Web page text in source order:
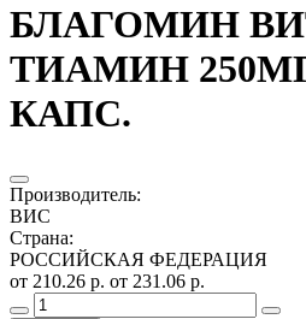
БЛАГОМИН
ТИАМИН
КАПС.
Производитель:
ВИС
Страна:
РОССИЙСКАЯ ФЕДЕРАЦИЯ
от 210.26 р. от 231.06 р.